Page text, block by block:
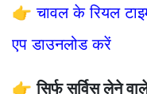
👉चावल के रियल
एप डाउनलोड करें
👉सिर्फ सर्विस लेने